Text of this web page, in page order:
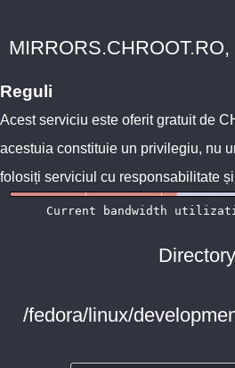
Reguli
Acest serviciu este oferit gratuit de
acestuia constituie un privilegiu, nu
folosiți serviciul cu responsabilitate
/fedora/linux/